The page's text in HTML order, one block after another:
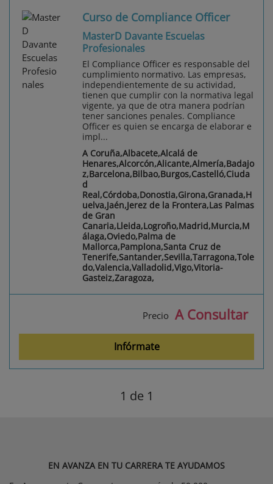
Curso de Compliance Officer
MasterD Davante Escuelas
Profesionales
El Compliance Officer es responsable del
cumplimiento normativo. Las empresas,
independientemente de su actividad,
tienen que cumplir con la normativa legal
vigente, ya que de otra manera podrían
tener sanciones penales. Compliance
Officer es quien se encarga de elaborar e
impl...
A Coruña,Albacete,Alcalá de
Henares,Alcorcón,Alicante,Almería,Badajo
z,Barcelona,Bilbao,Burgos,Castelló,Ciuda
d
Real,Córdoba,Donostia,Girona,Granada,H
uelva,Jaén,Jerez de la Frontera,Las Palmas
de Gran
Canaria,Lleida,Logroño,Madrid,Murcia,M
álaga,Oviedo,Palma de
Mallorca,Pamplona,Santa Cruz de
Tenerife,Santander,Sevilla,Tarragona,Tole
do,Valencia,Valladolid,Vigo,Vitoria-
Gasteiz,Zaragoza,
Precio A Consultar
Infórmate
1 de 1
EN AVANZA EN TU CARRERA TE AYUDAMOS